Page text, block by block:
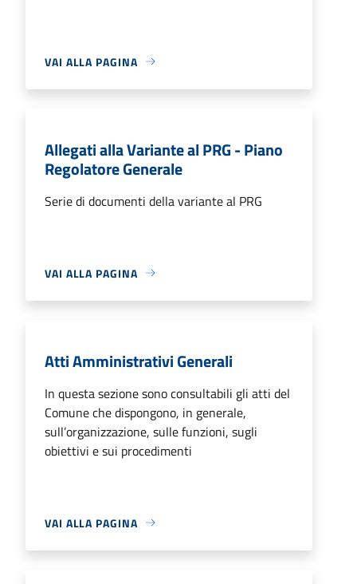
VAI ALLA PAGINA
Allegati alla Variante al PRG - Piano
Regolatore Generale
Serie di documenti della variante al PRG
VAI ALLA PAGINA
Atti Amministrativi Generali
In questa sezione sono consultabili gli atti del
Comune che dispongono, in generale,
sull’organizzazione, sulle funzioni, sugli
obiettivi e sui procedimenti
VAI ALLA PAGINA